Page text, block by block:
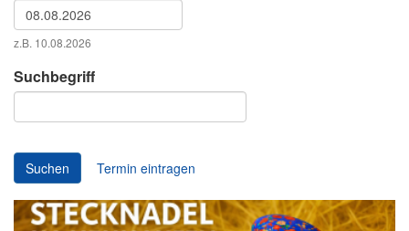
Datum
z.B. 10.08.2026
Datum
Suchbegriff
Suchen Termin eintragen